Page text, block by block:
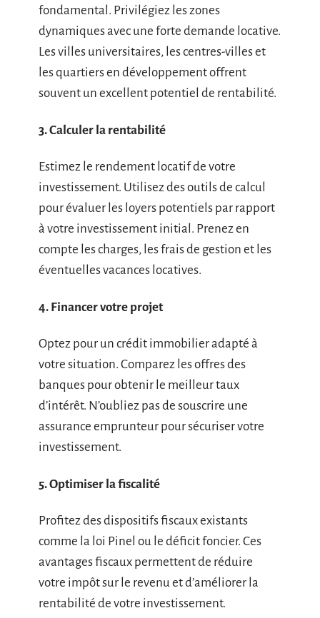
fondamental. Privilégiez les zones
dynamiques avec une forte demande locative.
Les villes universitaires, les centres-villes et
les quartiers en développement offrent
souvent un excellent potentiel de rentabilité.
3. Calculer la rentabilité
Estimez le rendement locatif de votre
investissement. Utilisez des outils de calcul
pour évaluer les loyers potentiels par rapport
à votre investissement initial. Prenez en
compte les charges, les frais de gestion et les
éventuelles vacances locatives.
4. Financer votre projet
Optez pour un crédit immobilier adapté à
votre situation. Comparez les offres des
banques pour obtenir le meilleur taux
d’intérêt. N’oubliez pas de souscrire une
assurance emprunteur pour sécuriser votre
investissement.
5. Optimiser la fiscalité
Profitez des dispositifs fiscaux existants
comme la loi Pinel ou le déficit foncier. Ces
avantages fiscaux permettent de réduire
votre impôt sur le revenu et d’améliorer la
rentabilité de votre investissement.